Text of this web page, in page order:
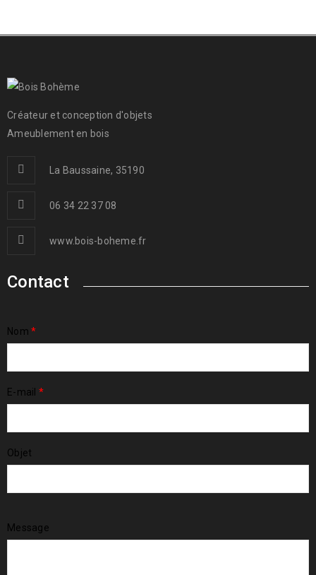
Créateur et conception d'objets
Ameublement en bois
La Baussaine, 35190
06 34 22 37 08
www.bois-boheme.fr
Contact
Nom *
E-mail *
Objet
Message